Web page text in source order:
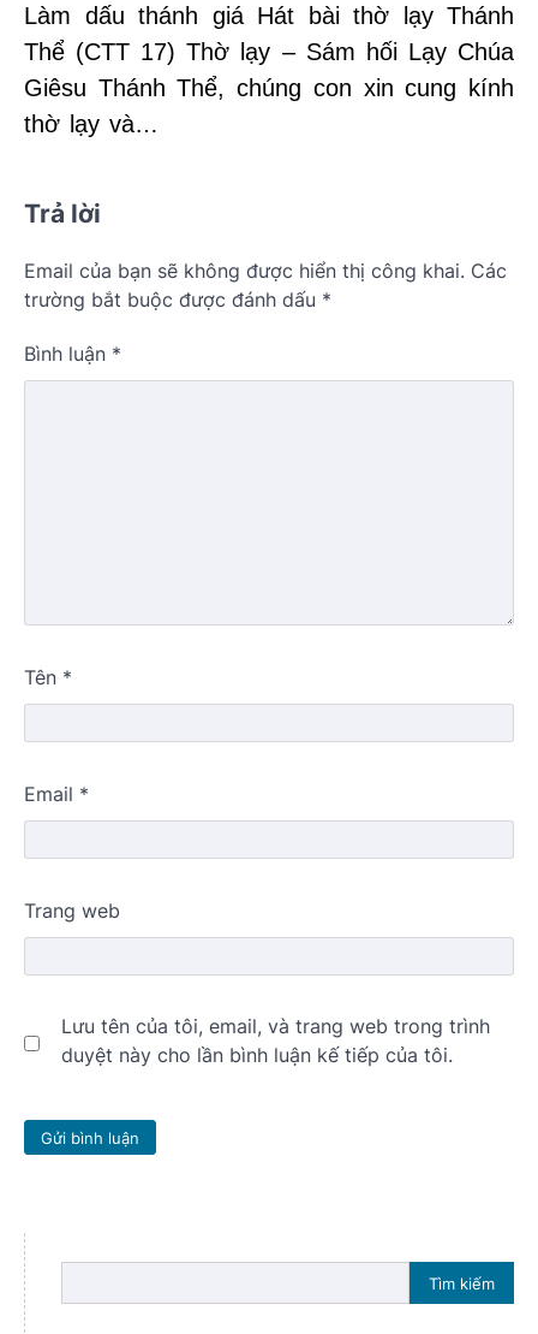
Làm dấu thánh giá Hát bài thờ lạy Thánh
Thể (CTT 17) Thờ lạy – Sám hối Lạy Chúa
Giêsu Thánh Thể, chúng con xin cung kính
thờ lạy và…
Trả lời
Email của bạn sẽ không được hiển thị công khai. Các
trường bắt buộc được đánh dấu *
Bình luận *
Tên *
Email *
Trang web
Lưu tên của tôi, email, và trang web trong trình
duyệt này cho lần bình luận kế tiếp của tôi.
Tìm kiếm